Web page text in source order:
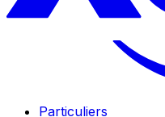
Particuliers